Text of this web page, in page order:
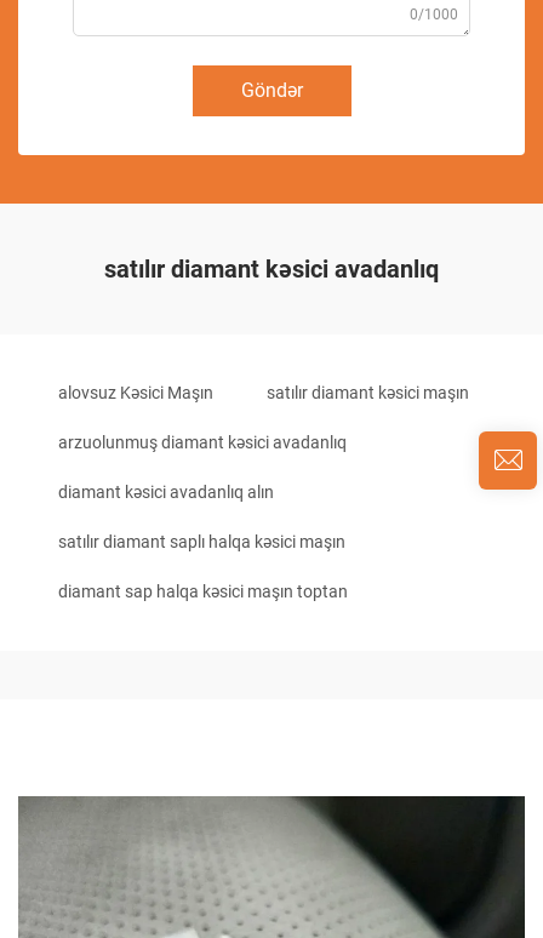
0/1000
Göndər
satılır diamant kəsici avadanlıq
alovsuz Kəsici Maşın satılır diamant kəsici maşın
arzuolunmuş diamant kəsici avadanlıq
diamant kəsici avadanlıq alın
satılır diamant saplı halqa kəsici maşın
diamant sap halqa kəsici maşın toptan